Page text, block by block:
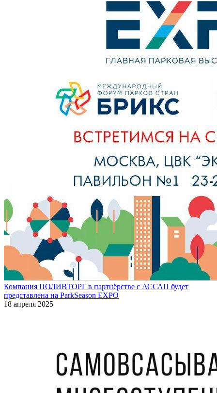
Компания ПОЛИВТОРГ в партнёрстве с АССАП будет
представлена на ParkSeason EXPO
18 апреля 2025